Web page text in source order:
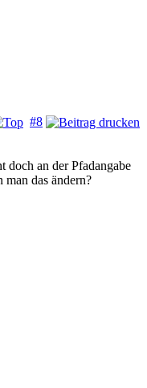
#8
doch an der Pfadangabe
das ändern?